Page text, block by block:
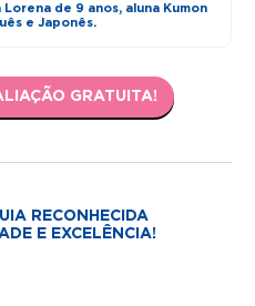
Lorena de 9 anos, aluna Kumon
e Japonês.
GRATUITA!
RECONHECIDA
E EXCELÊNCIA!